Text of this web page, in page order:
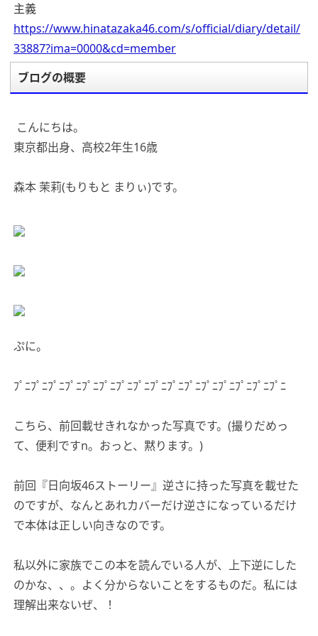
主義
https://www.hinatazaka46.com/s/official/diary/detail/
33887?ima=0000&cd=member
ブログの概要
こんにちは。
東京都出身、高校2年生16歳
森本 茉莉(もりもと まりぃ)です。
ぷに。
ﾌﾟﾆﾌﾟﾆﾌﾟﾆﾌﾟﾆﾌﾟﾆﾌﾟﾆﾌﾟﾆﾌﾟﾆﾌﾟﾆﾌﾟﾆﾌﾟﾆﾌﾟﾆﾌﾟﾆﾌﾟﾆﾌﾟﾆﾌﾟﾆ
こちら、前回載せきれなかった写真です。(撮りだめっ
て、便利ですn。おっと、黙ります。)
前回『日向坂46ストーリー』逆さに持った写真を載せた
のですが、なんとあれカバーだけ逆さになっているだけ
で本体は正しい向きなのです。
私以外に家族でこの本を読んでいる人が、上下逆にした
のかな、、。よく分からないことをするものだ。私には
理解出来ないぜ、！